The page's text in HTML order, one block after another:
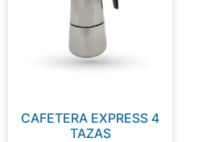
CAFETERA EXPRESS 4
TAZAS